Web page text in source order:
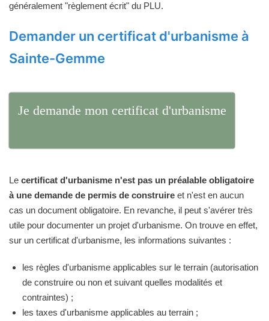
généralement "règlement écrit" du PLU.
Demander un certificat d'urbanisme à
Sainte-Gemme
Je demande mon certificat d'urbanisme
Le certificat d'urbanisme n'est pas un préalable obligatoire
à une demande de permis de construire et n'est en aucun
cas un document obligatoire. En revanche, il peut s'avérer très
utile pour documenter un projet d'urbanisme. On trouve en effet,
sur un certificat d'urbanisme, les informations suivantes :
les règles d'urbanisme applicables sur le terrain (autorisation
de construire ou non et suivant quelles modalités et
contraintes) ;
les taxes d'urbanisme applicables au terrain ;